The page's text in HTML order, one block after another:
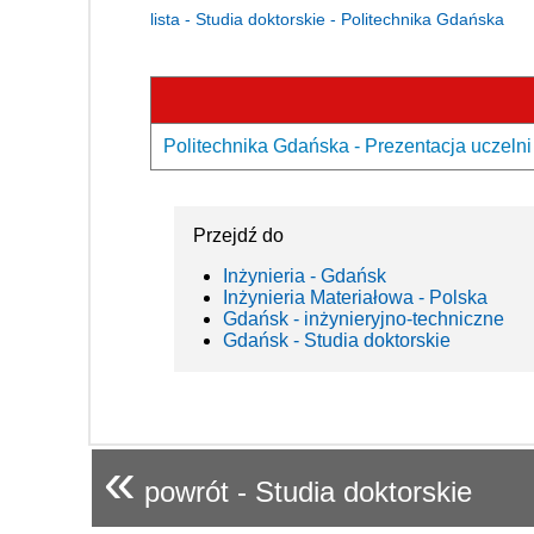
lista - Studia doktorskie - Politechnika Gdańska
Politechnika Gdańska - Prezentacja uczelni
Przejdź do
Inżynieria - Gdańsk
Inżynieria Materiałowa - Polska
Gdańsk - inżynieryjno-techniczne
Gdańsk - Studia doktorskie
« powrót - Studia doktorskie